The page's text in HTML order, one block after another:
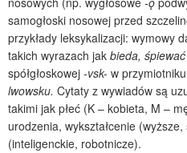
samogłoski nosowej przed
przykłady leksykalizacji: wymowy
takich wyrazach jak bieda, śpiewać
spółgłoskowej -vsk- w przymiotniku
lwowsku. Cytaty z wywiadów są
takimi jak płeć (K – kobieta, M –
urodzenia, wykształcenie
(inteligenckie, robotnicze).